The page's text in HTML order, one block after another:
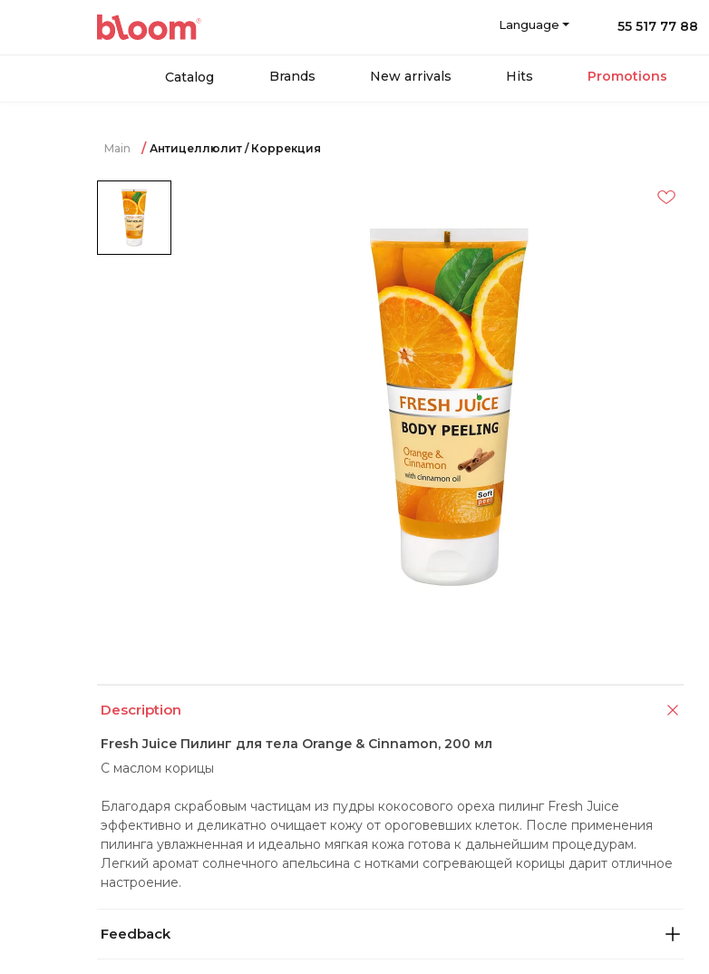
Language 55 517 77 88
Catalog Brands New arrivals Hits Promotions
Main Антицеллюлит / Коррекция
Description
Fresh Juice Пилинг для тела Orange & Cinnamon, 200 мл
С маслом корицы
Благодаря скрабовым частицам из пудры кокосового ореха пилинг Fresh Juice
эффективно и деликатно очищает кожу от ороговевших клеток. После применения
пилинга увлажненная и идеально мягкая кожа готова к дальнейшим процедурам.
Легкий аромат солнечного апельсина с нотками согревающей корицы дарит отличное
настроение.
Feedback